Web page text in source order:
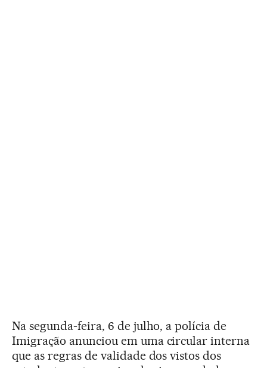
Na segunda-feira, 6 de julho, a polícia de
Imigração anunciou em uma circular interna
que as regras de validade dos vistos dos